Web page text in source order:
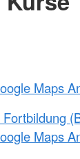
Maps
Maps